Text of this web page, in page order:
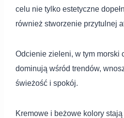
celu nie tylko estetyczne
również stworzenie przytulnej
Odcienie zieleni, w tym morski
dominują wśród trendów,
świeżość i spokój.
Kremowe i beżowe kolory